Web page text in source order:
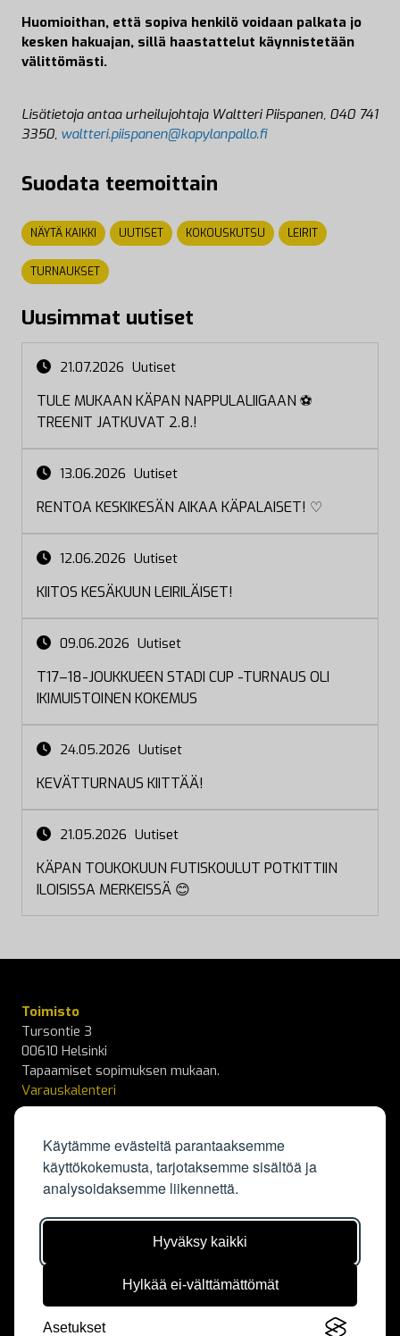
Käytämme evästeitä parantaaksemme
käyttökokemusta, tarjotaksemme sisältöä ja
analysoidaksemme liikennettä.
Hyväksy kaikki
Hylkää ei-välttämättömät
Asetukset
Huomioithan, että sopiva henkilö voidaan palkata jo
kesken hakuajan, sillä haastattelut käynnistetään
välittömästi.
Lisätietoja antaa urheilujohtaja Waltteri Piispanen, 040 741
3350, waltteri.piispanen@kapylanpallo.fi
Suodata teemoittain
NÄYTÄ KAIKKI UUTISET KOKOUSKUTSU LEIRIT
TURNAUKSET
Uusimmat uutiset
21.07.2026 Uutiset
TULE MUKAAN KÄPAN NAPPULALIIGAAN ⚽
TREENIT JATKUVAT 2.8.!
13.06.2026 Uutiset
RENTOA KESKIKESÄN AIKAA KÄPALAISET! ♡
12.06.2026 Uutiset
KIITOS KESÄKUUN LEIRILÄISET!
09.06.2026 Uutiset
T17–18-JOUKKUEEN STADI CUP -TURNAUS OLI
IKIMUISTOINEN KOKEMUS
24.05.2026 Uutiset
KEVÄTTURNAUS KIITTÄÄ!
21.05.2026 Uutiset
KÄPAN TOUKOKUUN FUTISKOULUT POTKITTIIN
ILOISISSA MERKEISSÄ 😊
Toimisto
Tursontie 3
00610 Helsinki
Tapaamiset sopimuksen mukaan.
Varauskalenteri
KäPa Campus
Elisabeth Kochin tie 3
Kalenteri
Tietosuojaseloste